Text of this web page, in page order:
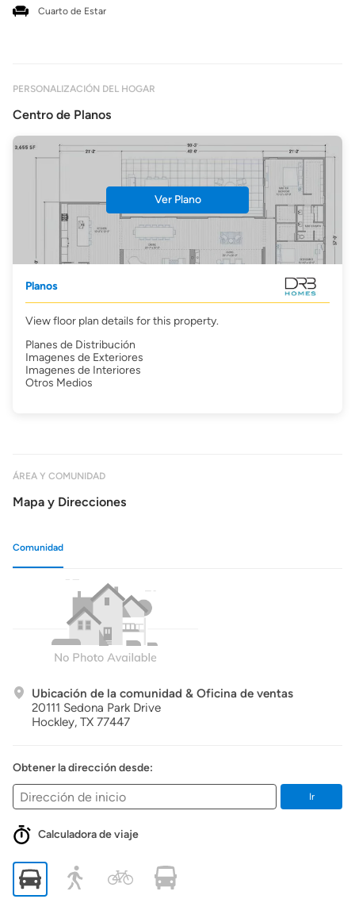
Cuarto de Estar
PERSONALIZACIÓN DEL HOGAR
Centro de Planos
Ver Plano
Planos
View floor plan details for this property.
Planes de Distribución
Imagenes de Exteriores
Imagenes de Interiores
Otros Medios
ÁREA Y COMUNIDAD
Mapa y Direcciones
Comunidad
Ubicación de la comunidad & Oficina de ventas
20111 Sedona Park Drive
Hockley, TX 77447
Obtener la dirección desde:
Ir
Calculadora de viaje